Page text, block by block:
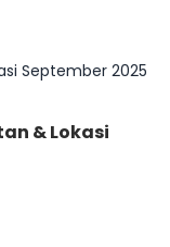
September 2025
& Lokasi